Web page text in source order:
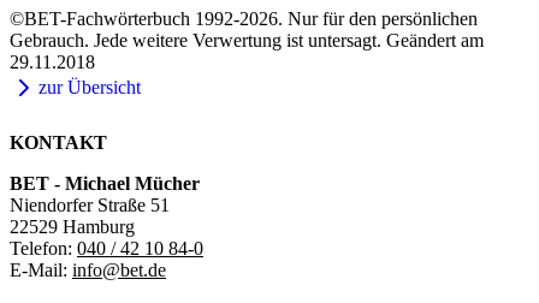
©BET-Fachwörterbuch 1992-2026. Nur für den persönlichen
Gebrauch. Jede weitere Verwertung ist untersagt. Geändert am
29.11.2018
zur Übersicht
KONTAKT
BET - Michael Mücher
Niendorfer Straße 51
22529 Hamburg
Telefon: 040 / 42 10 84-0
E-Mail: info@bet.de